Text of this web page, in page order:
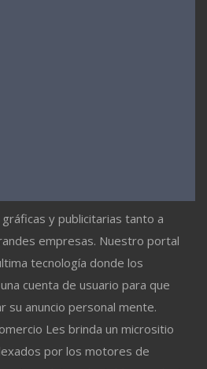
y publicitarias tanto a
empresas. Nuestro portal
tecnología donde los
cuenta de usuario para que
su anuncio personal mente.
Les brinda un micrositio
por los motores de